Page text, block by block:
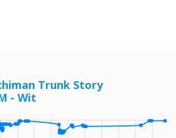
Trunk Story
- Wit